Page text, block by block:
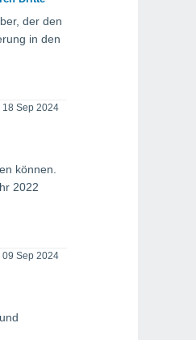
der den
in den
18 Sep 2024
können.
2022
09 Sep 2024